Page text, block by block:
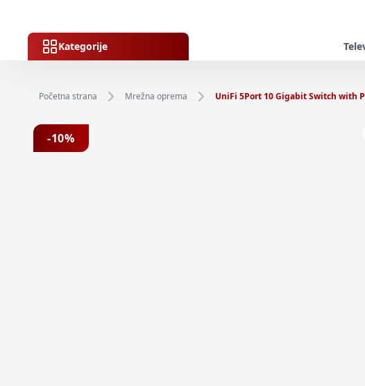
Kategorije
Početna strana Mrežna oprema UniFi 5Port 10 Gigabit Switch with
Previous slide
-10%